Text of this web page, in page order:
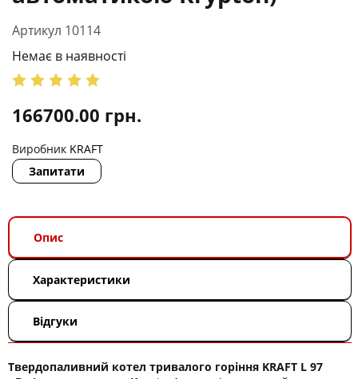
Артикул 10114
Немає в наявності
166700.00 грн.
Виробник KRAFT
Запитати
Опис
Характеристики
Відгуки
Твердопаливний котел тривалого горіння KRAFT L 97